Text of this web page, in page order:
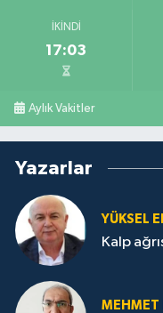
İKINDI
17:03
Aylık Vakitler
Yazarlar
YÜKSEL
Kalp
MEHMET